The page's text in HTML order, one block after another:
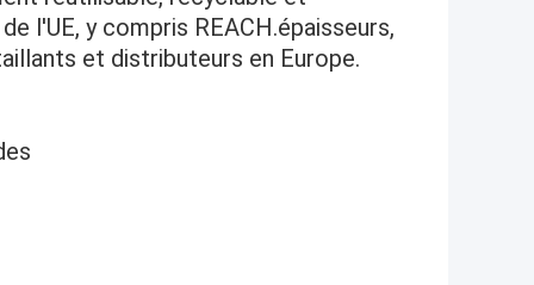
l'UE, y compris REACH.épaisseurs,
et distributeurs en Europe.